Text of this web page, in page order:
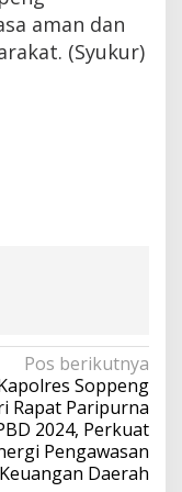
aman dan
(Syukur)
Pos berikutnya
Soppeng
Rapat Paripurna
2024, Perkuat
Pengawasan
Keuangan Daerah